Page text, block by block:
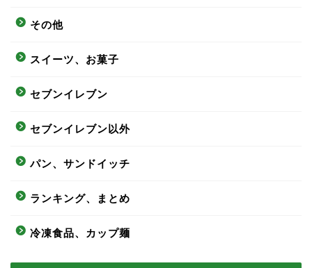
その他
スイーツ、お菓子
セブンイレブン
セブンイレブン以外
パン、サンドイッチ
ランキング、まとめ
冷凍食品、カップ麺